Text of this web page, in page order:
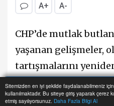
Sitemizden en iyi şekilde faydalanabilmeniz
kullanılmaktadır. Bu siteye giriş yaparak çerez
etmiş sayılıyorsunuz. Daha Fazla Bilgi Al
A+ A-
CHP’de mutlak
yaşanan gelişmeler,
tartışmalarını
Önceki dönem Genel
Kılıçdaroğlu’nun
Anasayfa Yazarlar